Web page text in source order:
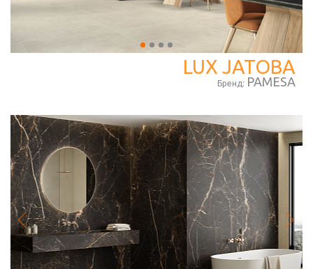
LUX JATOBA
Бренд: PAMESA